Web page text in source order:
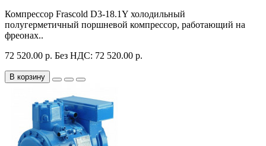
Компрессор Frascold D3-18.1Y холодильный
полугерметичный поршневой компрессор, работающий на
фреонах..
72 520.00 р. Без НДС: 72 520.00 р.
В корзину